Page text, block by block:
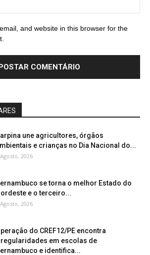
and website in this browser for the
une agricultores, órgãos
e crianças no Dia Nacional do...
2026
se torna o melhor Estado do
e o terceiro...
2026
do CREF12/PE encontra
em escolas de
e identifica...